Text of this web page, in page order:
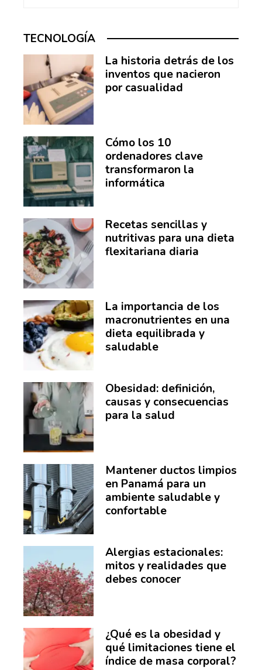
TECNOLOGÍA
La historia detrás de los
inventos que nacieron
por casualidad
Cómo los 10
ordenadores clave
transformaron la
informática
Recetas sencillas y
nutritivas para una dieta
flexitariana diaria
La importancia de los
macronutrientes en una
dieta equilibrada y
saludable
Obesidad: definición,
causas y consecuencias
para la salud
Mantener ductos limpios
en Panamá para un
ambiente saludable y
confortable
Alergias estacionales:
mitos y realidades que
debes conocer
¿Qué es la obesidad y
qué limitaciones tiene el
índice de masa corporal?